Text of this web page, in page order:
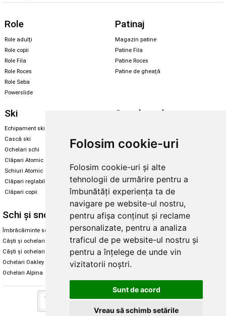
Folosim cookie-uri
Folosim cookie-uri și alte
tehnologii de urmărire pentru a
îmbunătăți experiența ta de
navigare pe website-ul nostru,
pentru afișa conținut și reclame
personalizate, pentru a analiza
traficul de pe website-ul nostru și
pentru a înțelege de unde vin
vizitatorii noștri.
Sunt de acord
Vreau să schimb setările
Role
Role adulți
Role copii
Role Fila
Role Roces
Role Seba
Powerslide
Patinaj
Magazin patine
Patine Fila
Patine Roces
Patine de gheață
Ski
Echipament ski
Cască ski
Ochelari schi
Clăpari Atomic
Schiuri Atomic
Clăpari reglabili
Clăpari copii
Snowboard
Echipament snowboard
Legături Rome SDS
Skate & longboard
Enuff Skateboards
Schi și snowboard
Îmbrăcăminte schi și snowboard
Căști și ochelari de iarnă
Căști și ochelari Alpina
Ochelari Oakley
Ochelari Alpina
Diverse
Cum aleg rolele
Cum aleg ochelarii
Ochelari de soare Oakley
Ochelari de soare Alpina